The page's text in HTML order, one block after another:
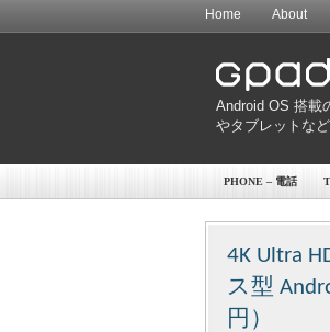
Home About
Android OS 搭載
やタブレットな
PHONE – 電話
4K Ultra
ス型
円）